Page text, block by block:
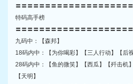
〓〓〓〓〓〓〓〓〓〓〓〓〓〓〓〓〓〓〓
特码高手榜
〓〓〓〓〓〓〓〓〓〓〓〓〓〓〓〓〓〓〓
九码中：【森邦】
18码内中：【为你喝彩】【三人行动】【后
28码内中：【鱼的微笑】【西瓜】【歼击机
【天明】